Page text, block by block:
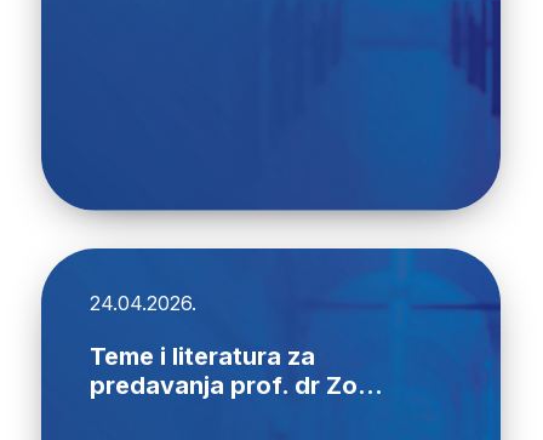
24.04.2026.
Teme i literatura za
predavanja prof. dr Zo...